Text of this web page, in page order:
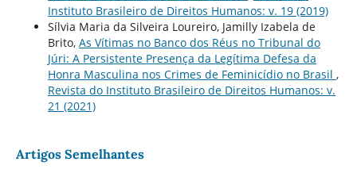
Instituto Brasileiro de Direitos Humanos: v. 19 (2019)
Sílvia Maria da Silveira Loureiro, Jamilly Izabela de
Brito, As Vítimas no Banco dos Réus no Tribunal do
Júri: A Persistente Presença da Legítima Defesa da
Honra Masculina nos Crimes de Feminicídio no Brasil ,
Revista do Instituto Brasileiro de Direitos Humanos: v.
21 (2021)
Artigos Semelhantes